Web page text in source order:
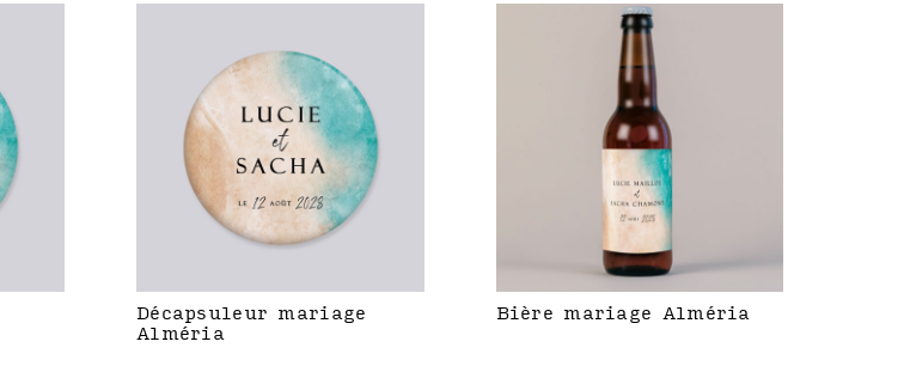
Décapsuleur mariage
Alméria
Bière mariage Alméria